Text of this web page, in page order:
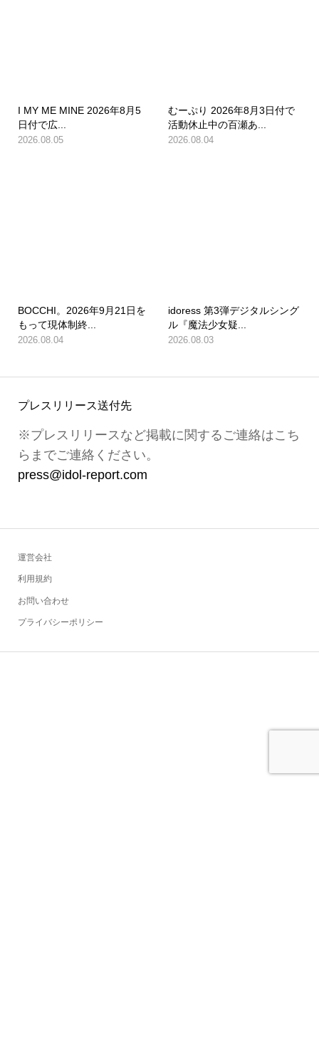
I MY ME MINE 2026年8月5
日付で広...
2026.08.05
むーぷり 2026年8月3日付で
活動休止中の百瀬あ...
2026.08.04
BOCCHI。2026年9月21日を
もって現体制終...
2026.08.04
idoress 第3弾デジタルシング
ル『魔法少女疑...
2026.08.03
プレスリリース送付先
※プレスリリースなど掲載に関するご連絡はこち
らまでご連絡ください。
press@idol-report.com
運営会社
利用規約
お問い合わせ
プライバシーポリシー